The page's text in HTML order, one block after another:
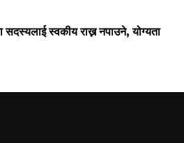
स्वकीय राख्न नपाउने, योग्यता